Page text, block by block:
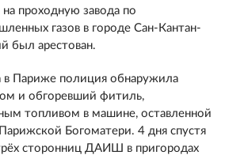
проходную завода по
газов в городе Сан-Кантан-
был арестован.
в Париже полиция обнаружила
и обгоревший фитиль,
топливом в машине, оставленной
Богоматери. 4 дня спустя
сторонниц ДАИШ в пригородах